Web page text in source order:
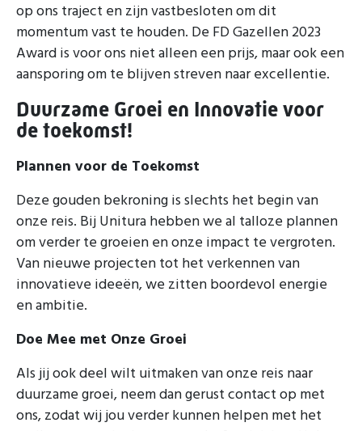
op ons traject en zijn vastbesloten om dit
momentum vast te houden. De FD Gazellen 2023
Award is voor ons niet alleen een prijs, maar ook een
aansporing om te blijven streven naar excellentie.
Duurzame Groei en Innovatie voor
de toekomst!
Plannen voor de Toekomst
Deze gouden bekroning is slechts het begin van
onze reis. Bij Unitura hebben we al talloze plannen
om verder te groeien en onze impact te vergroten.
Van nieuwe projecten tot het verkennen van
innovatieve ideeën, we zitten boordevol energie
en ambitie.
Doe Mee met Onze Groei
Als jij ook deel wilt uitmaken van onze reis naar
duurzame groei, neem dan gerust contact op met
ons, zodat wij jou verder kunnen helpen met het